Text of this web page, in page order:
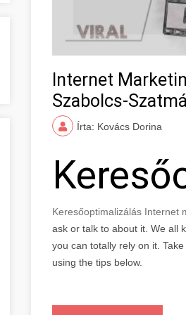
Internet
Szabolcs-
Írta: Kovács Dorina
Keresőoptimalizálás Internet
ask or talk to about it. We all
you can totally rely on it.
using the tips below.